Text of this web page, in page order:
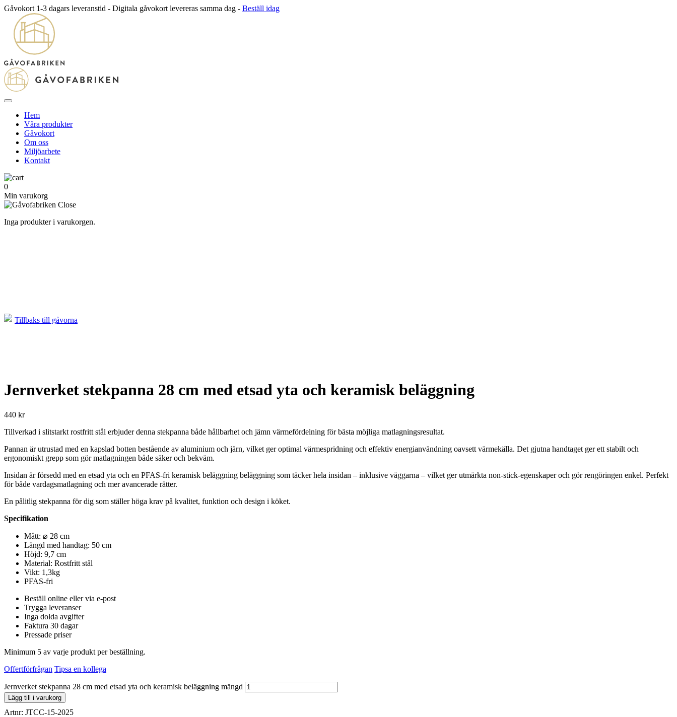
Gåvokort 1-3 dagars leveranstid - Digitala gåvokort levereras samma dag - Beställ idag
Hem
Våra produkter
Gåvokort
Om oss
Miljöarbete
Kontakt
0
Min varukorg
Inga produkter i varukorgen.
Tillbaks till gåvorna
Jernverket stekpanna 28 cm med etsad yta och keramisk beläggning
440 kr
Tillverkad i slitstarkt rostfritt stål erbjuder denna stekpanna både hållbarhet och jämn värmefördelning för bästa möjliga matlagningsresultat.
Pannan är utrustad med en kapslad botten bestående av aluminium och järn, vilket ger optimal värmespridning och effektiv energianvändning oavsett värmekälla. Det gjutna handtaget ger ett stabilt och
ergonomiskt grepp som gör matlagningen både säker och bekväm.
Insidan är försedd med en etsad yta och en PFAS-fri keramisk beläggning beläggning som täcker hela insidan – inklusive väggarna – vilket ger utmärkta non-stick-egenskaper och gör rengöringen enkel. Perfekt
för både vardagsmatlagning och mer avancerade rätter.
En pålitlig stekpanna för dig som ställer höga krav på kvalitet, funktion och design i köket.
Specifikation
Mått: ⌀ 28 cm
Längd med handtag: 50 cm
Höjd: 9,7 cm
Material: Rostfritt stål
Vikt: 1,3kg
PFAS-fri
Beställ online eller via e-post
Trygga leveranser
Inga dolda avgifter
Faktura 30 dagar
Pressade priser
Minimum 5 av varje produkt per beställning.
Offertförfrågan Tipsa en kollega
Jernverket stekpanna 28 cm med etsad yta och keramisk beläggning mängd
Lägg till i varukorg
Artnr: JTCC-15-2025